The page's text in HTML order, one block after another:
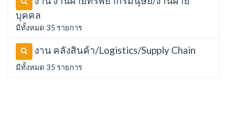
บุคคล
มีทั้งหมด 35 รายการ
งาน คลังสินค้า/Logistics/Supply Chain
มีทั้งหมด 35 รายการ